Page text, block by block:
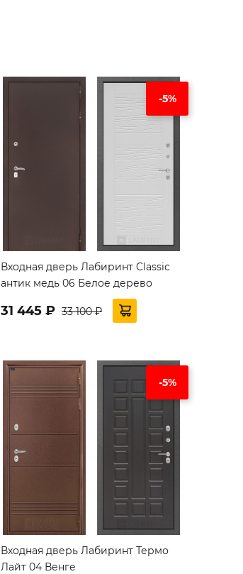
-5%
Входная дверь Лабиринт Classic
антик медь 06 Белое дерево
31 445 ₽ 33 100 ₽
-5%
Входная дверь Лабиринт Термо
Лайт 04 Венге